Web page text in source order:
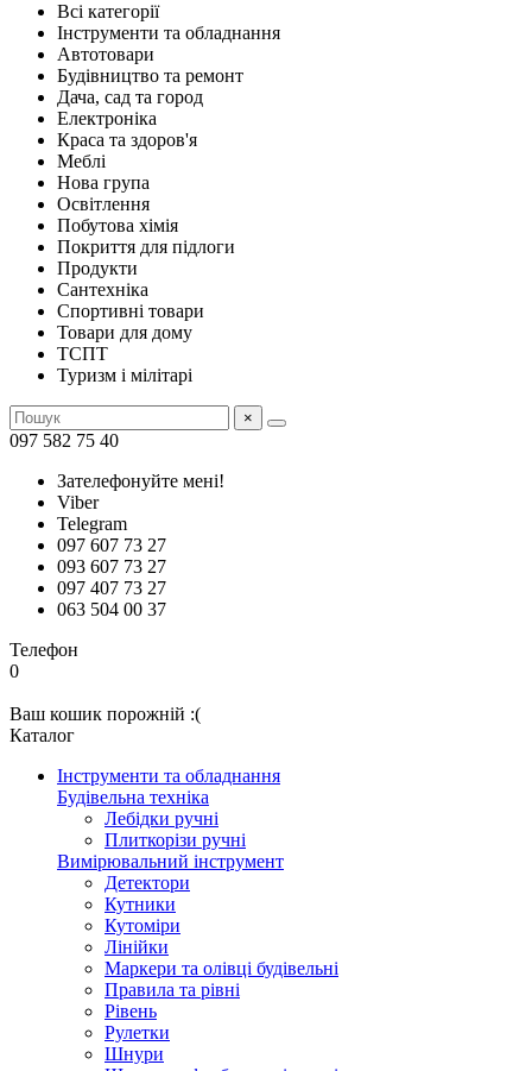
Всі категорії
Інструменти та обладнання
Автотовари
Будівництво та ремонт
Дача, сад та город
Електроніка
Краса та здоров'я
Меблі
Нова група
Освітлення
Побутова хімія
Покриття для підлоги
Продукти
Сантехніка
Спортивні товари
Товари для дому
ТСПТ
Туризм і мілітарі
×
097 582 75 40
Зателефонуйте мені!
Viber
Telegram
097 607 73 27
093 607 73 27
097 407 73 27
063 504 00 37
Телефон
0
Ваш кошик порожній :(
Каталог
Інструменти та обладнання
Будівельна техніка
Лебідки ручні
Плиткорізи ручні
Вимірювальний інструмент
Детектори
Кутники
Кутоміри
Лінійки
Маркери та олівці будівельні
Правила та рівні
Рівень
Рулетки
Шнури